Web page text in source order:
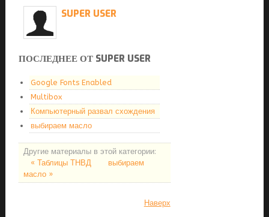
SUPER USER
ПОСЛЕДНЕЕ ОТ SUPER USER
Google Fonts Enabled
Multibox
Компьютерный развал схождения
выбираем масло
Другие материалы в этой категории:
« Таблицы ТНВД
выбираем
масло »
Наверх